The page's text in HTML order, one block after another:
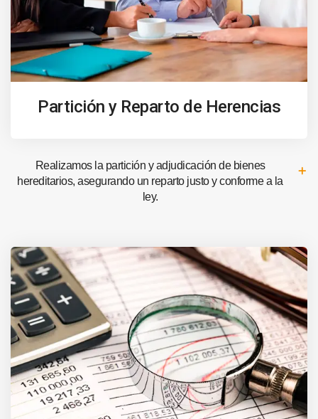
Partición y Reparto de Herencias
Realizamos la partición y adjudicación de bienes
hereditarios, asegurando un reparto justo y conforme a la
ley.